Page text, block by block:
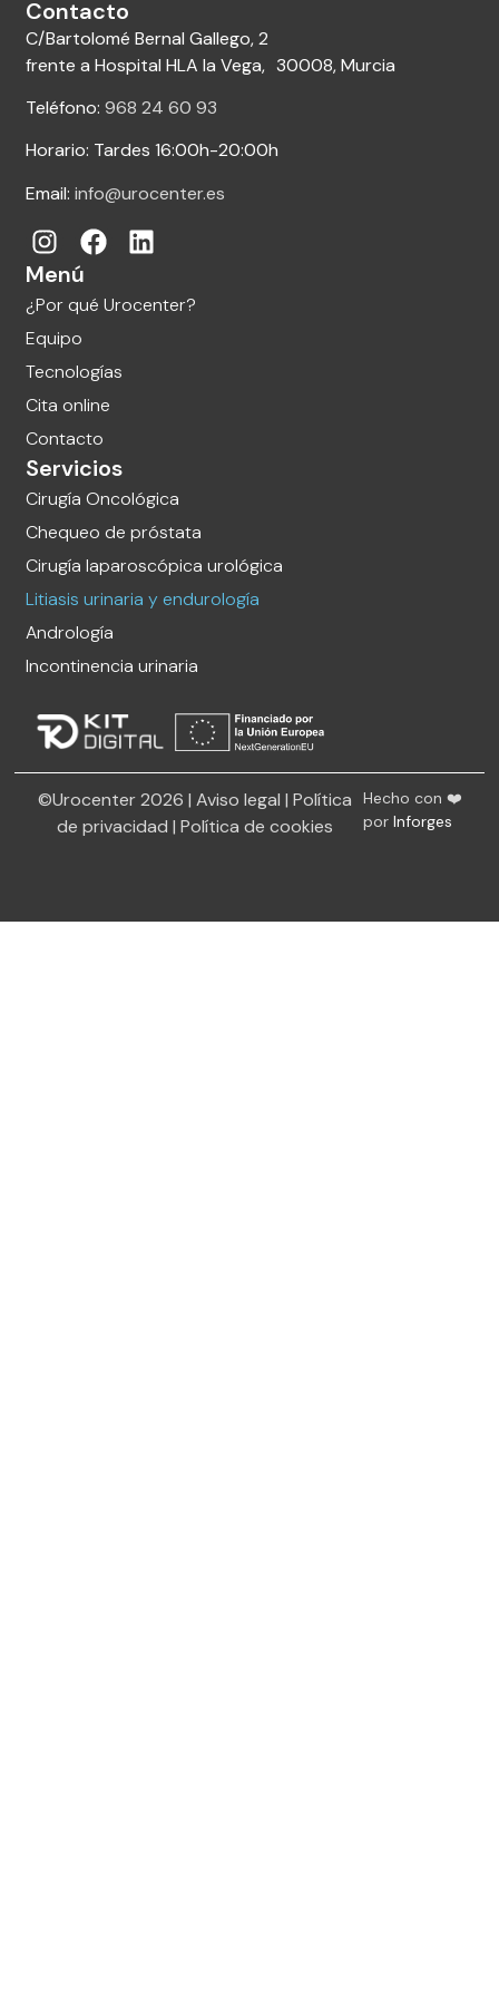
Contacto
C/Bartolomé Bernal Gallego, 2
frente a Hospital HLA la Vega, 30008, Murcia
Teléfono:968 24 60 93
Horario: Tardes 16:00h-20:00h
Email:info@urocenter.es
Menú
¿Por qué Urocenter?
Equipo
Tecnologías
Cita online
Contacto
Servicios
Cirugía Oncológica
Chequeo de próstata
Cirugía laparoscópica urológica
Litiasis urinaria y endurología
Andrología
Incontinencia urinaria
©Urocenter 2026 | Aviso legal | Política
de privacidad | Política de cookies
Hecho con ❤️
porInforges